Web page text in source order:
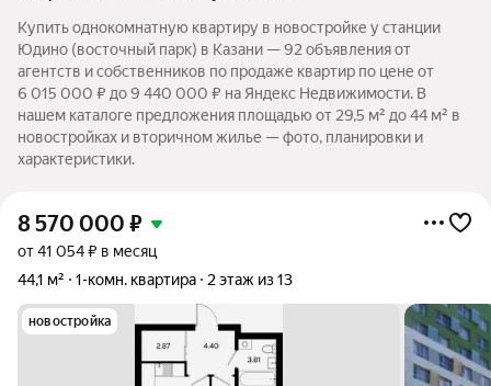
Купить однокомнатную квартиру в новостройке у станции
Юдино (восточный парк) в Казани — 92 объявления от
агентств и собственников по продаже квартир по цене от
6 015 000 ₽ до 9 440 000 ₽ на Яндекс Недвижимости. В
нашем каталоге предложения площадью от 29,5 м² до 44 м² в
новостройках и вторичном жилье — фото, планировки и
характеристики.
8 570 000 ₽
от 41 054 ₽ в месяц
44,1 м²
1-комн. квартира 2 этаж из 13
новостройка